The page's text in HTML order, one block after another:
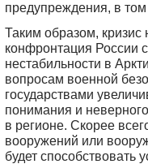
предупреждения, в
Таким образом, кризис
конфронтация России
нестабильности в
вопросам военной
государствами
понимания и
в регионе. Скорее
вооружений или
будет способствовать